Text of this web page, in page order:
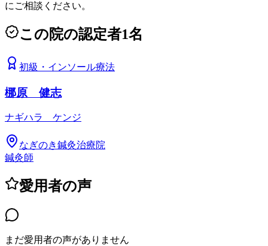
にご相談ください。
この院の認定者1名
初級 ・ インソール療法
梛原 健志
ナギハラ ケンジ
なぎのき鍼灸治療院
鍼灸師
愛用者の声
まだ愛用者の声がありません